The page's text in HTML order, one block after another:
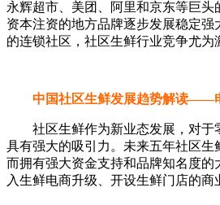
永辉超市、美团、阿里和京东等巨
资本注资的地方品牌逐步发展稳定强
的连锁社区，社区生鲜行业竞争尤为
中国社区生鲜发展趋势解读——
社区生鲜作为新业态发展，对于
具有强大的吸引力。未来五年社区生
而拥有强大资金支持和品牌知名度的
入生鲜电商升级、开设生鲜门店的商